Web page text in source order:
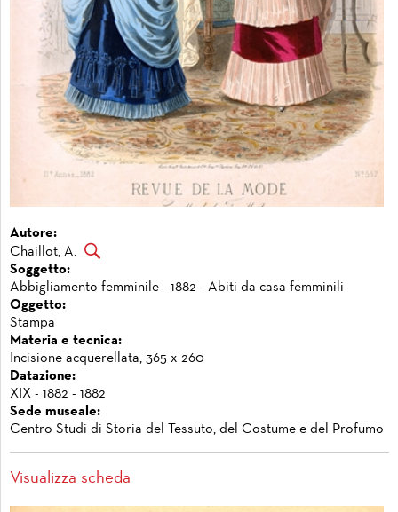
Autore:
Chaillot, A.
Soggetto:
Abbigliamento femminile - 1882 - Abiti da casa femminili
Oggetto:
Stampa
Materia e tecnica:
Incisione acquerellata, 365 x 260
Datazione:
XIX - 1882 - 1882
Sede museale:
Centro Studi di Storia del Tessuto, del Costume e del Profumo
Visualizza scheda